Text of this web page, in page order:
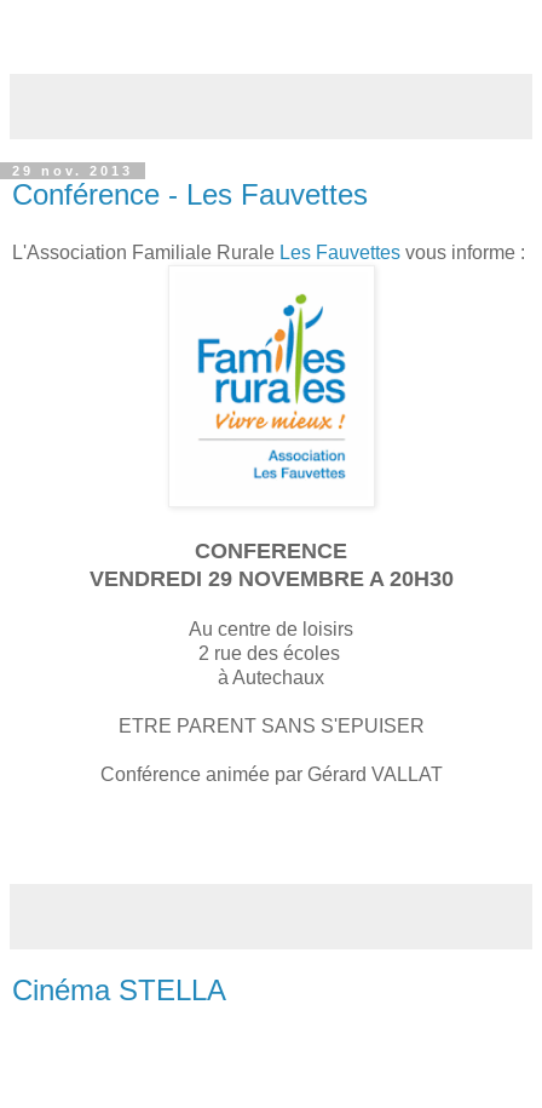
29 nov. 2013
Conférence - Les Fauvettes
L'Association Familiale Rurale Les Fauvettes vous informe :
CONFERENCE
VENDREDI 29 NOVEMBRE A 20H30
Au centre de loisirs
2 rue des écoles
à Autechaux
ETRE PARENT SANS S'EPUISER
Conférence animée par Gérard VALLAT
Cinéma STELLA